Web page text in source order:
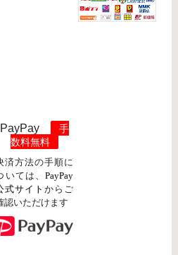
PayPay
手
数料無料
済方法の手順に
いては、PayPay
式サイトからご
認いただけます